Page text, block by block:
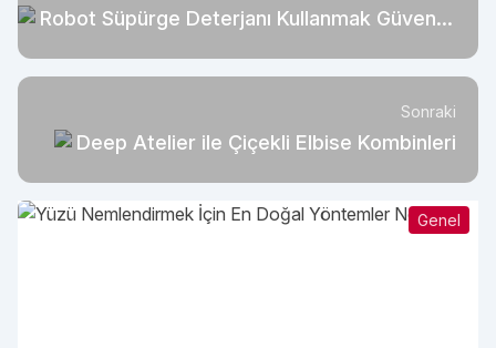
Robot Süpürge Deterjanı Kullanmak Güvenli
Sonraki
Deep Atelier ile Çiçekli Elbise Kombinleri
Genel